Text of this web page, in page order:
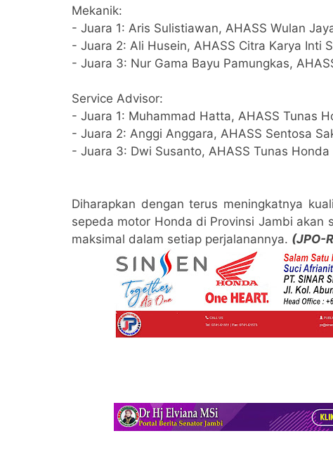
Mekanik:
- Juara 1: Aris Sulistiawan, AHASS Wulan
- Juara 2: Ali Husein, AHASS Citra Karya Inti
- Juara 3: Nur Gama Bayu Pamungkas,
Service Advisor:
- Juara 1: Muhammad Hatta, AHASS Tunas
- Juara 2: Anggi Anggara, AHASS Sentosa
- Juara 3: Dwi Susanto, AHASS Tunas
Diharapkan dengan terus meningkatnya
sepeda motor Honda di Provinsi Jambi akan
maksimal dalam setiap perjalanannya. (JPO-